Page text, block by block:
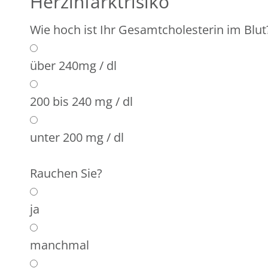
Wie hoch ist Ihr Gesamtcholesterin im
über 240mg / dl
200 bis 240 mg / dl
unter 200 mg / dl
Rauchen Sie?
ja
manchmal